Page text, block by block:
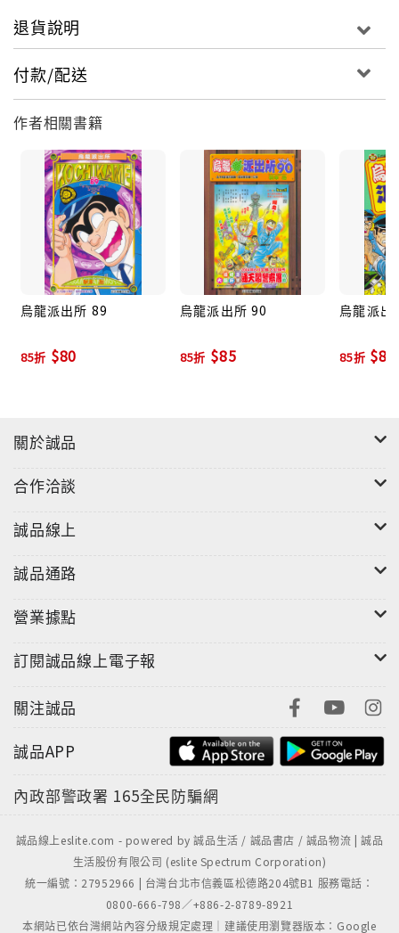
退貨說明
付款/配送
作者相關書籍
烏龍派出所 89
85折 $80
烏龍派出所 90
85折 $85
烏龍派出
85折 $85
關於誠品
合作洽談
誠品線上
誠品通路
營業據點
訂閱誠品線上電子報
關注誠品
誠品APP
內政部警政署 165全民防騙網
誠品線上eslite.com - powered by 誠品生活 / 誠品書店 / 誠品物流 | 誠品
生活股份有限公司 (eslite Spectrum Corporation)
統一編號：27952966 | 台灣台北市信義區松德路204號B1 服務電話：
0800-666-798／+886-2-8789-8921
本網站已依台灣網站內容分級規定處理｜建議使用瀏覽器版本：Google